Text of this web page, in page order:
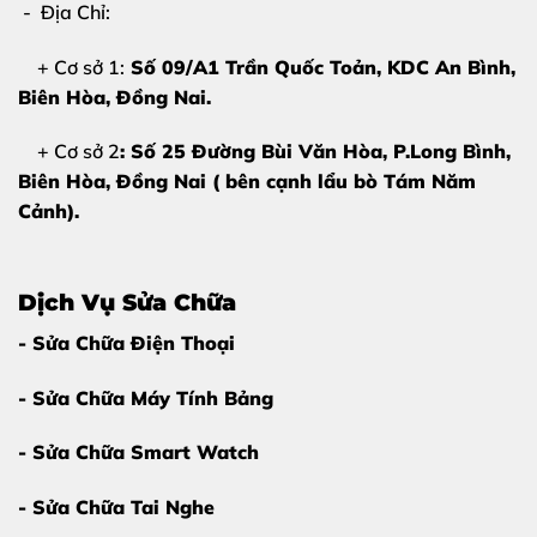
Dấu hiệu cho thấy bạn cần thay màn hình Samsung
- Địa Chỉ:
+ Cơ sở 1: Số 09/A1 Trần Quốc Toản, KDC An Bình,
Biên Hòa, Đồng Nai.
+ Cơ sở 2: Số 25 Đường Bùi Văn Hòa, P.Long Bình,
Biên Hòa, Đồng Nai ( bên cạnh lẩu bò Tám Năm
Cảnh).
Dịch Vụ Sửa Chữa
- Sửa Chữa Điện Thoại
- Sửa Chữa Máy Tính Bảng
- Sửa Chữa Smart Watch
- Sửa Chữa Tai Nghe